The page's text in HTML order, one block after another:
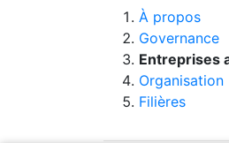
À propos
Governance
Entreprises
Organisation
Filières